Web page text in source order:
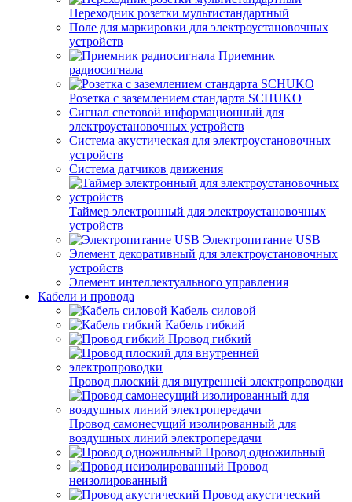
Переходник розетки мультистандартный
Поле для маркировки для электроустановочных
устройств
Приемник
радиосигнала
Розетка с заземлением стандарта SCHUKO
Сигнал световой информационный для
электроустановочных устройств
Система акустическая для электроустановочных
устройств
Система датчиков движения
Таймер электронный для электроустановочных
устройств
Электропитание USB
Элемент декоративный для электроустановочных
устройств
Элемент интеллектуального управления
Кабели и провода
Кабель силовой
Кабель гибкий
Провод гибкий
Провод плоский для внутренней электропроводки
Провод самонесущий изолированный для
воздушных линий электропередачи
Провод одножильный
Провод
неизолированный
Провод акустический